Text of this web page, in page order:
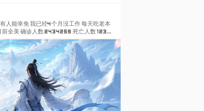
人能幸免 我已经4个月没工作 每天吃老本
前全美 确诊人数 2434259 死亡人数 1239
所在区 394798 从这些数据看来，大家
等行业